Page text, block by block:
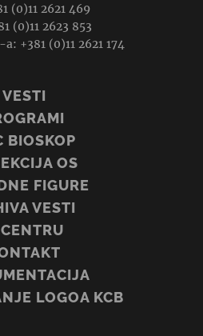
(0)11 2621 469
(0)11 2623 853
+381 (0)11 2621 174
VESTI
BIOSKOP
OS
FIGURE
VESTI
LOGOA KCB